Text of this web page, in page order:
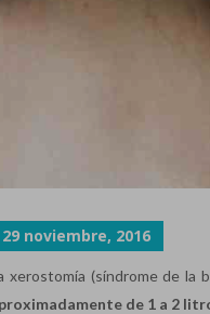
29 noviembre, 2016
xerostomía (síndrome de la
de 1 a 2